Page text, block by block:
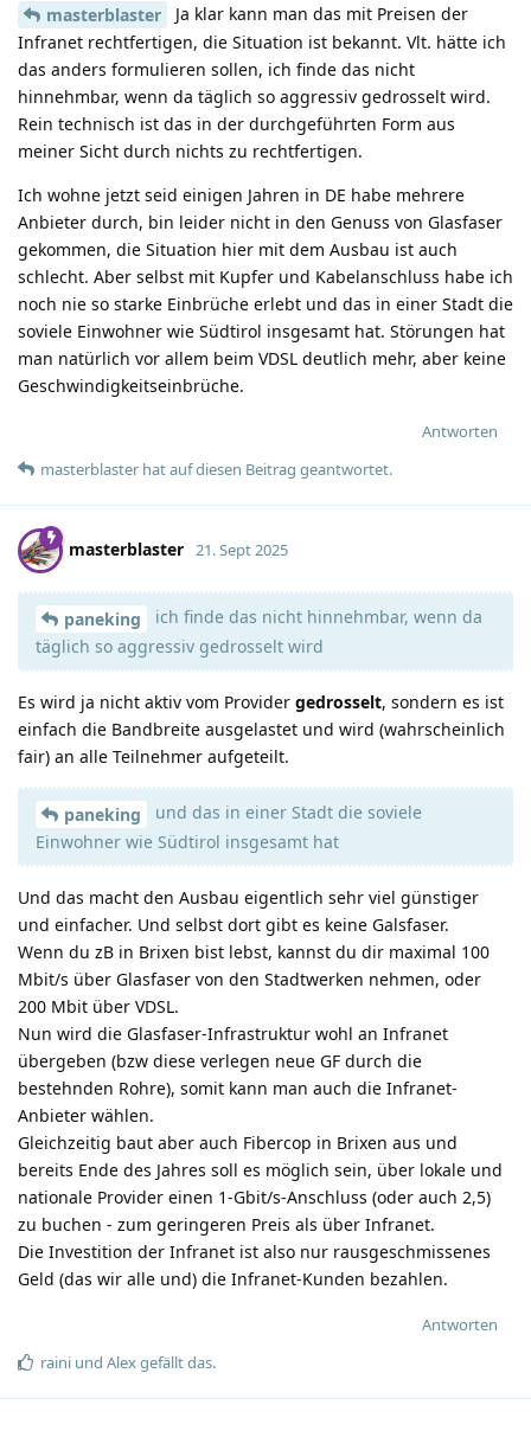
masterblaster
Ja klar kann man das mit Preisen der
Infranet rechtfertigen, die Situation ist bekannt. Vlt. hätte ich
das anders formulieren sollen, ich finde das nicht
hinnehmbar, wenn da täglich so aggressiv gedrosselt wird.
Rein technisch ist das in der durchgeführten Form aus
meiner Sicht durch nichts zu rechtfertigen.
Ich wohne jetzt seid einigen Jahren in DE habe mehrere
Anbieter durch, bin leider nicht in den Genuss von Glasfaser
gekommen, die Situation hier mit dem Ausbau ist auch
schlecht. Aber selbst mit Kupfer und Kabelanschluss habe ich
noch nie so starke Einbrüche erlebt und das in einer Stadt die
soviele Einwohner wie Südtirol insgesamt hat. Störungen hat
man natürlich vor allem beim VDSL deutlich mehr, aber keine
Geschwindigkeitseinbrüche.
Antworten
masterblaster hatauf diesen Beitrag geantwortet.
masterblaster 21. Sept 2025
paneking
ich finde das nicht hinnehmbar, wenn da
täglich so aggressiv gedrosselt wird
Es wird ja nicht aktiv vom Provider gedrosselt, sondern es ist
einfach die Bandbreite ausgelastet und wird (wahrscheinlich
fair) an alle Teilnehmer aufgeteilt.
paneking
und das in einer Stadt die soviele
Einwohner wie Südtirol insgesamt hat
Und das macht den Ausbau eigentlich sehr viel günstiger
und einfacher. Und selbst dort gibt es keine Galsfaser.
Wenn du zB in Brixen bist lebst, kannst du dir maximal 100
Mbit/s über Glasfaser von den Stadtwerken nehmen, oder
200 Mbit über VDSL.
Nun wird die Glasfaser-Infrastruktur wohl an Infranet
übergeben (bzw diese verlegen neue GF durch die
bestehnden Rohre), somit kann man auch die Infranet-
Anbieter wählen.
Gleichzeitig baut aber auch Fibercop in Brixen aus und
bereits Ende des Jahres soll es möglich sein, über lokale und
nationale Provider einen 1-Gbit/s-Anschluss (oder auch 2,5)
zu buchen - zum geringeren Preis als über Infranet.
Die Investition der Infranet ist also nur rausgeschmissenes
Geld (das wir alle und) die Infranet-Kunden bezahlen.
Antworten
raini und Alexgefällt das.